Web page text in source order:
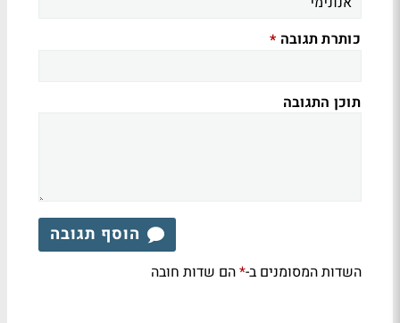
כותרת תגובה *
תוכן התגובה
הוסף תגובה
השדות המסומנים ב-*הם שדות חובה